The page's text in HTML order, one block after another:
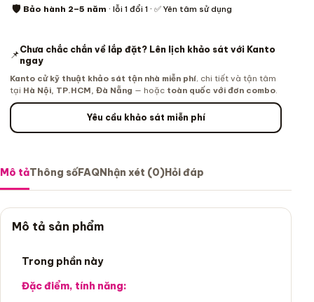
🛡️ Bảo hành 2–5 năm · lỗi 1 đổi 1 · ✅ Yên tâm sử dụng
📌Chưa chắc chắn về lắp đặt? Lên lịch khảo sát với Kanto
ngay
Kanto cử kỹ thuật khảo sát tận nhà miễn phí, chi tiết và tận tâm
tại Hà Nội, TP.HCM, Đà Nẵng — hoặc toàn quốc với đơn combo
Yêu cầu khảo sát miễn phí
Mô tảThông sốFAQNhận xét (0)Hỏi đáp
Mô tả sản phẩm
Trong phần này
Đặc điểm, tính năng: